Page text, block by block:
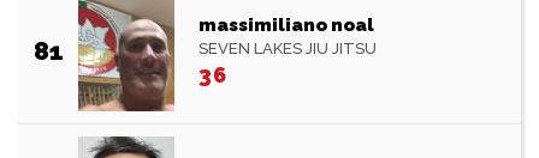
81
massimiliano noal
SEVEN LAKES JIU JITSU
36